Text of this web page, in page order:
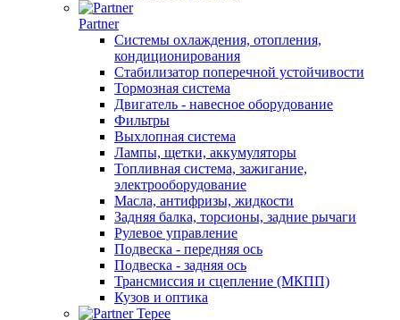
Partner
Системы охлаждения, отопления,
кондиционирования
Стабилизатор поперечной устойчивости
Тормозная система
Двигатель - навесное оборудование
Фильтры
Выхлопная система
Лампы, щетки, аккумуляторы
Топливная система, зажигание,
электрооборудование
Масла, антифризы, жидкости
Задняя балка, торсионы, задние рычаги
Рулевое управление
Подвеска - передняя ось
Подвеска - задняя ось
Трансмиссия и сцепление (МКПП)
Кузов и оптика